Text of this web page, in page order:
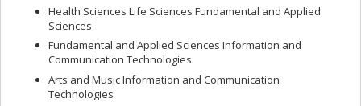
Health Sciences Life Sciences Fundamental and Applied
Sciences
Fundamental and Applied Sciences Information and
Communication Technologies
Arts and Music Information and Communication
Technologies